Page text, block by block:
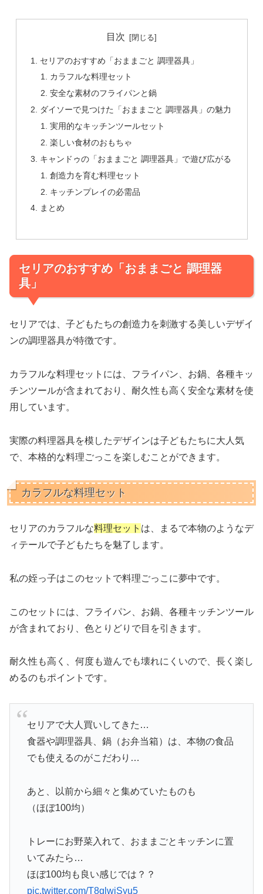
目次
セリアのおすすめ「おままごと 調理器具」
カラフルな料理セット
安全な素材のフライパンと鍋
ダイソーで見つけた「おままごと 調理器具」の魅力
実用的なキッチンツールセット
楽しい食材のおもちゃ
キャンドゥの「おままごと 調理器具」で遊び広がる
創造力を育む料理セット
キッチンプレイの必需品
まとめ
セリアのおすすめ「おままごと 調理器
具」
セリアでは、子どもたちの創造力を刺激する美しいデザイ
ンの調理器具が特徴です。
カラフルな料理セットには、フライパン、お鍋、各種キッ
チンツールが含まれており、耐久性も高く安全な素材を使
用しています。
実際の料理器具を模したデザインは子どもたちに大人気
で、本格的な料理ごっこを楽しむことができます。
カラフルな料理セット
セリアのカラフルな料理セット は、まるで本物のようなデ
ィテールで子どもたちを魅了します。
私の姪っ子はこのセットで料理ごっこに夢中です。
このセットには、フライパン、お鍋、各種キッチンツール
が含まれており、色とりどりで目を引きます。
耐久性も高く、何度も遊んでも壊れにくいので、長く楽し
めるのもポイントです。
セリアで大人買いしてきた…
食器や調理器具、鍋（お弁当箱）は、本物の食品
でも使えるのがこだわり…
あと、以前から細々と集めていたものも
（ほぼ100均）
トレーにお野菜入れて、おままごとキッチンに置
いてみたら…
ほぼ100均も良い感じでは？？
pic.twitter.com/T8glwiSyu5